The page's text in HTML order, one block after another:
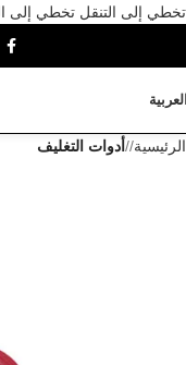
تخطي إلى التنقل تخطي إلى
الرئيسية/ أدوات التغليف